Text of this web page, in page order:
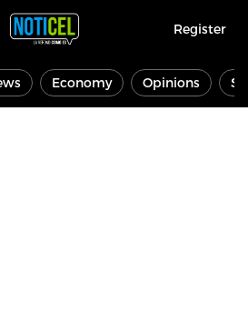
Register
Economy Opinions